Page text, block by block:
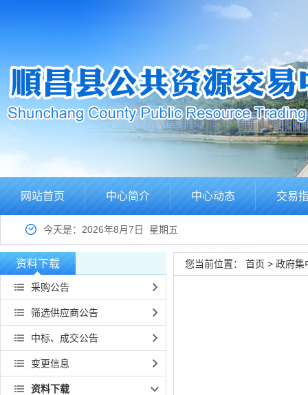
网站首页 中心简介 中心动态 交易
今天是：2026年8月7日 星期五
资料下载
采购公告
筛选供应商公告
中标、成交公告
变更信息
资料下载
您当前位置： 首页 > 政府集